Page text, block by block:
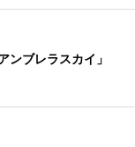
ンブレラスカイ」